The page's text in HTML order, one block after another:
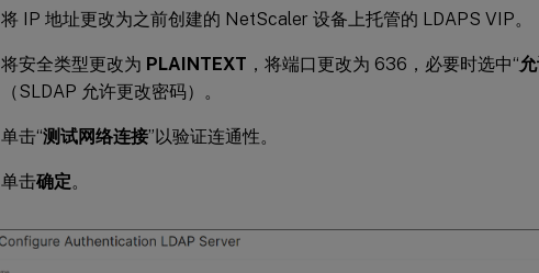
将 IP 地址更改为之前创建的 NetScaler 设备上托管的 LDAPS VIP。
将安全类型更改为 PLAINTEXT ，将端口更改为 636，必要时选中“
（SLDAP 允许更改密码）。
单击“测试网络连接”以验证连通性。
单击确定。